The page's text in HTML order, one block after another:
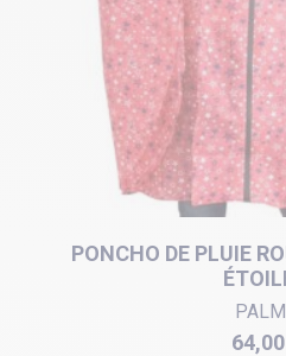
PONCHO DE PLUIE
Prix